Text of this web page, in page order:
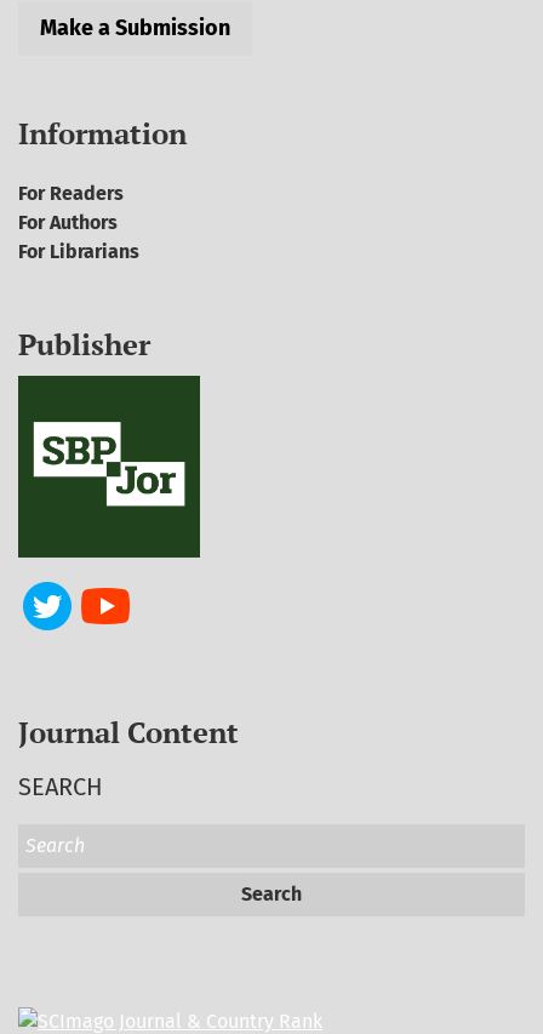
Make a Submission
Information
For Readers
For Authors
For Librarians
Publisher
Journal Content
SEARCH
Search